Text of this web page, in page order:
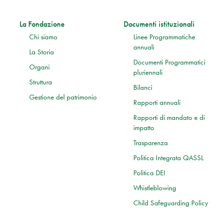
La Fondazione
Chi siamo
La Storia
Organi
Struttura
Gestione del patrimonio
Documenti istituzionali
Linee Programmatiche
annuali
Documenti Programmatici
pluriennali
Bilanci
Rapporti annuali
Rapporti di mandato e di
impatto
Trasparenza
Politica Integrata QASSL
Politica DEI
Whistleblowing
Child Safeguarding Policy